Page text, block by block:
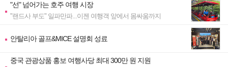
"선" 넘어가는 호주 여행 시장
"랜드사 부도" 일파만파...이젠 여행객 앞에서 몸싸움까지
안탈리아 골프&MICE 설명회 성료
중국 관광상품 홍보 여행사당 최대 300만 원 지원